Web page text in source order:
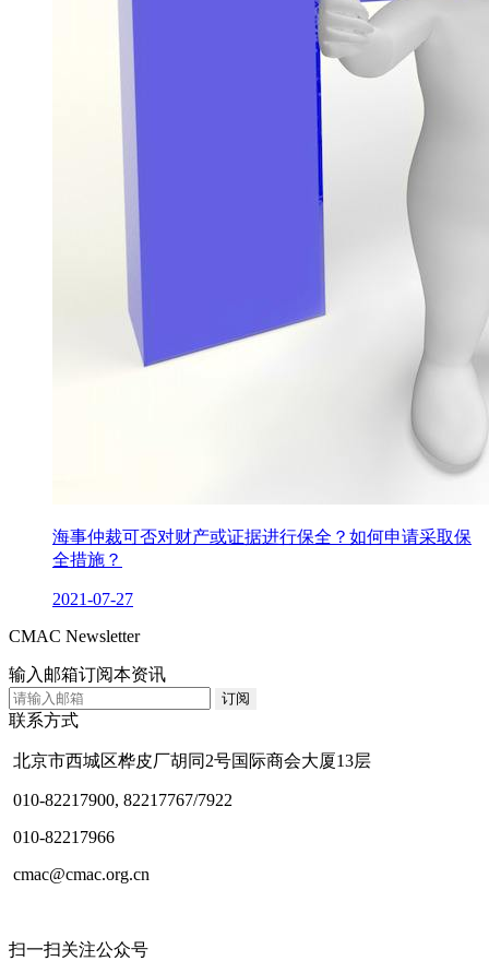
海事仲裁可否对财产或证据进行保全？如何申请采取保
全措施？
2021-07-27
CMAC Newsletter
输入邮箱订阅本资讯
联系方式
北京市西城区桦皮厂胡同2号国际商会大厦13层
010-82217900, 82217767/7922
010-82217966
cmac@cmac.org.cn
扫一扫关注公众号